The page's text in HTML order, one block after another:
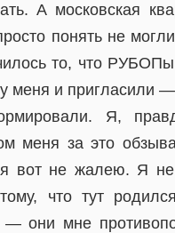
А московская
понять не
то, что РУБОПы
меня и пригласили
Я,
меня за это
вот не жалею. Я
что тут
— они мне